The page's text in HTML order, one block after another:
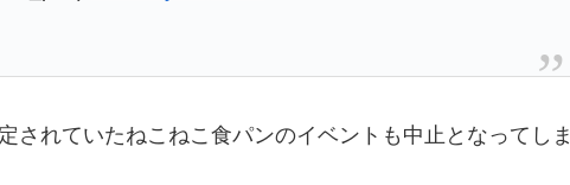
されていたねこねこ食パンのイベントも中止となってしま